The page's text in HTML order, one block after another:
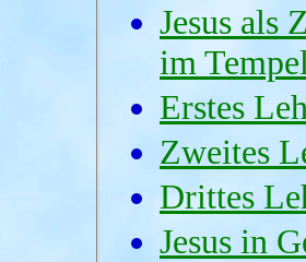
Jesus als
im Tempel
Erstes
Zweites
Drittes
Jesus in